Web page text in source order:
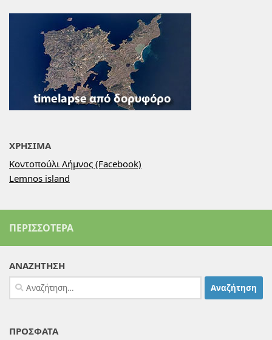
ΧΡΗΣΙΜΑ
Κοντοπούλι Λήμνος (Facebook)
Lemnos island
ΠΕΡΙΣΣΌΤΕΡΑ
ΑΝΑΖΗΤΗΣΗ
Αναζήτηση
για:
ΠΡΟΣΦΑΤΑ